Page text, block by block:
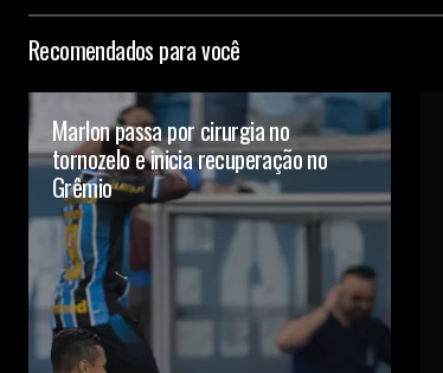
Recomendados para você
Marlon passa por cirurgia no
tornozelo e inicia recuperação no
Grêmio